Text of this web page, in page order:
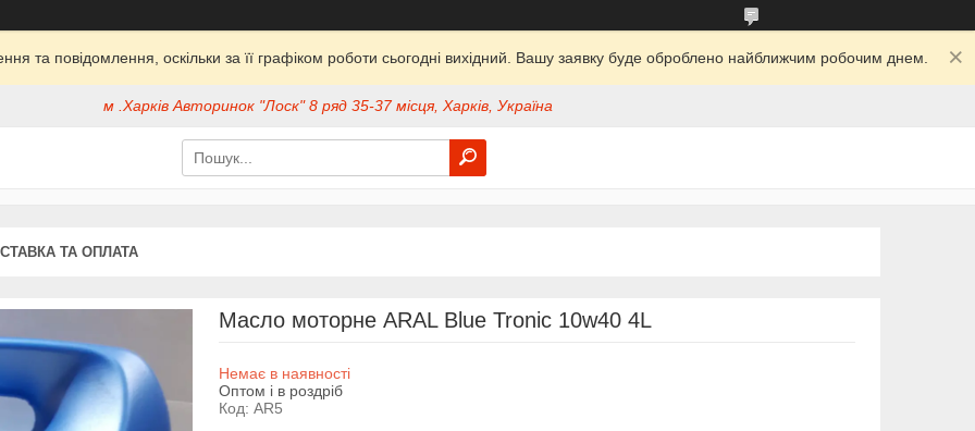
та повідомлення, оскільки за її графіком роботи сьогодні вихідний. Вашу заявку буде оброблено найближчим робочим днем.
м .Харків Авторинок "Лоск" 8 ряд 35-37 місця, Харків, Україна
ТА ОПЛАТА
Масло моторне ARAL Blue Tronic 10w40 4L
Немає в наявності
Оптом і в роздріб
Код: AR5